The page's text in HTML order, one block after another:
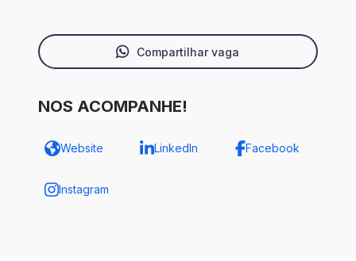
Compartilhar vaga
NOS ACOMPANHE!
Website LinkedIn Facebook
Instagram